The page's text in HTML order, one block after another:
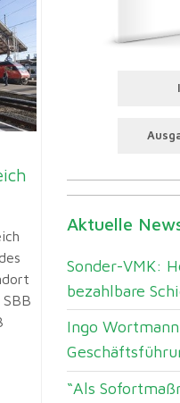
Aktuelle
Sonder-VMK:
bezahlbare
Ingo
“Als